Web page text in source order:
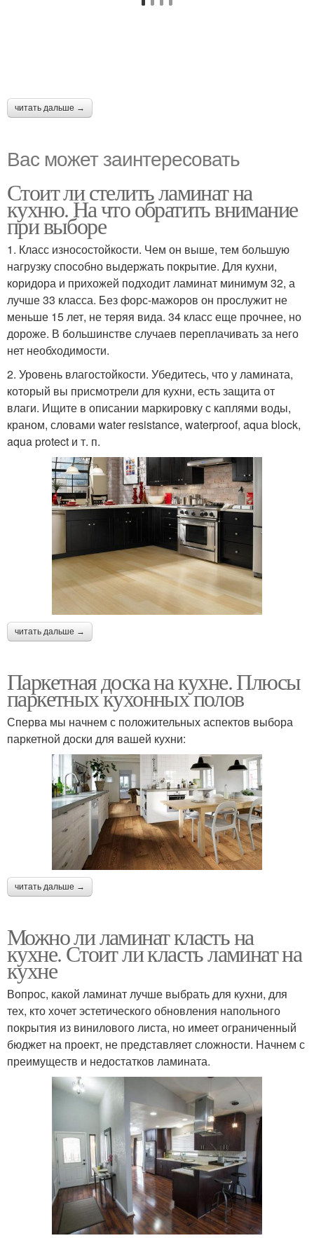
читать дальше →
Вас может заинтересовать
Стоит ли стелить ламинат на
кухню. На что обратить внимание
при выборе
1. Класс износостойкости. Чем он выше, тем большую
нагрузку способно выдержать покрытие. Для кухни,
коридора и прихожей подходит ламинат минимум 32, а
лучше 33 класса. Без форс-мажоров он прослужит не
меньше 15 лет, не теряя вида. 34 класс еще прочнее, но
дороже. В большинстве случаев переплачивать за него
нет необходимости.
2. Уровень влагостойкости. Убедитесь, что у ламината,
который вы присмотрели для кухни, есть защита от
влаги. Ищите в описании маркировку с каплями воды,
краном, словами water resistance, waterproof, aqua block,
aqua protect и т. п.
читать дальше →
Паркетная доска на кухне. Плюсы
паркетных кухонных полов
Сперва мы начнем с положительных аспектов выбора
паркетной доски для вашей кухни:
читать дальше →
Можно ли ламинат класть на
кухне. Стоит ли класть ламинат на
кухне
Вопрос, какой ламинат лучше выбрать для кухни, для
тех, кто хочет эстетического обновления напольного
покрытия из винилового листа, но имеет ограниченный
бюджет на проект, не представляет сложности. Начнем с
преимуществ и недостатков ламината.